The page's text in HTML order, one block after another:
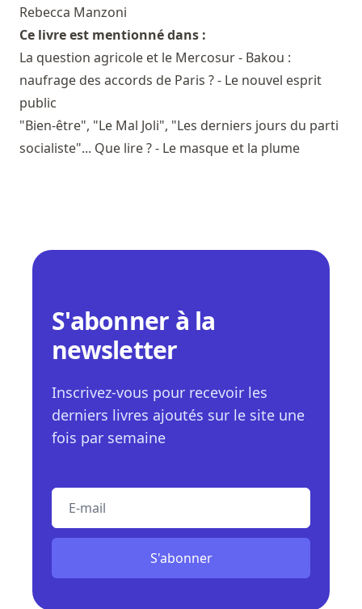
Rebecca Manzoni
Ce livre est mentionné dans :
La question agricole et le Mercosur - Bakou :
naufrage des accords de Paris ? - Le nouvel esprit
public
"Bien-être", "Le Mal Joli", "Les derniers jours du parti
socialiste"... Que lire ? - Le masque et la plume
S'abonner à la
newsletter
Inscrivez-vous pour recevoir les
derniers livres ajoutés sur le site une
fois par semaine
S'abonner